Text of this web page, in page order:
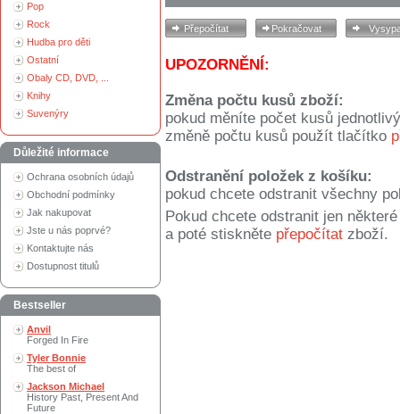
Pop
Rock
Hudba pro děti
Ostatní
Obaly CD, DVD, ...
Knihy
Suvenýry
Důležité informace
Ochrana osobních údajů
Obchodní podmínky
Jak nakupovat
Jste u nás poprvé?
Kontaktujte nás
Dostupnost titulů
Bestseller
Anvil
Forged In Fire
Tyler Bonnie
The best of
Jackson Michael
History Past, Present And
Future
UPOZORNĚNÍ:
Změna počtu kusů zboží:
pokud měníte počet kusů
změně počtu kusů použít tlačítko
Odstranění položek z košíku:
pokud chcete odstranit všechny
Pokud chcete odstranit jen
a poté stiskněte přepočítat zboží.